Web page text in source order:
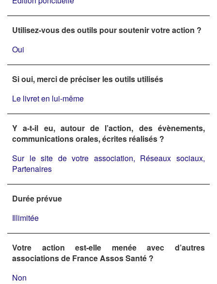
Utilisez-vous des outils pour soutenir votre action ?
Oui
Si oui, merci de préciser les outils utilisés
Le livret en lui-même
Y a-t-il eu, autour de l’action, des évènements,
communications orales, écrites réalisés ?
Sur le site de votre association, Réseaux sociaux,
Partenaires
Durée prévue
Illimitée
Votre action est-elle menée avec d’autres
associations de France Assos Santé ?
Non